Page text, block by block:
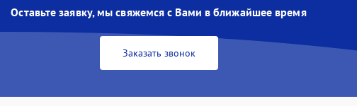
Оставьте заявку, мы свяжемся с Вами в ближайшее время
Заказать звонок